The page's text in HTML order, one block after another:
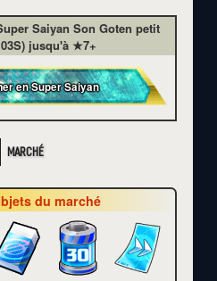
Saiyan Son Goten petit
jusqu'à ★7+
en Super Saiyan
MARCHÉ
du marché